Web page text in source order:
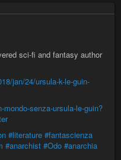
sci-fi and fantasy author
jan/24/ursula-k-le-guin-
senza-ursula-le-guin?
#literature #fantascienza
#anarchist #Odo #anarchia